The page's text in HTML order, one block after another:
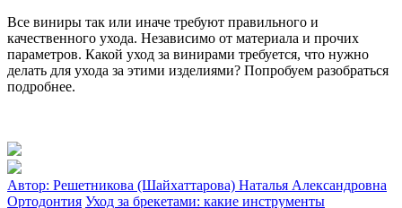
Все виниры так или иначе требуют правильного и
качественного ухода. Независимо от материала и прочих
параметров. Какой уход за винирами требуется, что нужно
делать для ухода за этими изделиями? Попробуем разобраться
подробнее.
Автор: Решетникова (Шайхаттарова) Наталья Александровна
Ортодонтия Уход за брекетами: какие инструменты